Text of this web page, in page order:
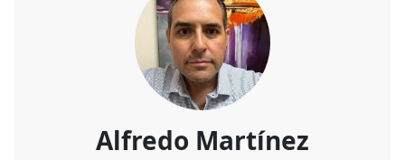
Alfredo Martínez